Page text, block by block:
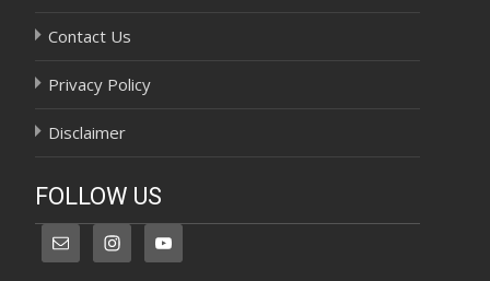
Contact Us
Privacy Policy
Disclaimer
FOLLOW US